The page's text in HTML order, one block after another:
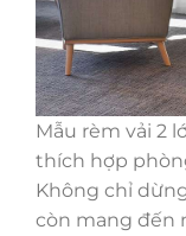
Mẫu rèm vải 2
thích hợp
Không chỉ
còn mang đến